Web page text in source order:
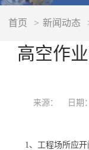
首页 新闻动态
高空作
来源： 日期
1、工程场所应